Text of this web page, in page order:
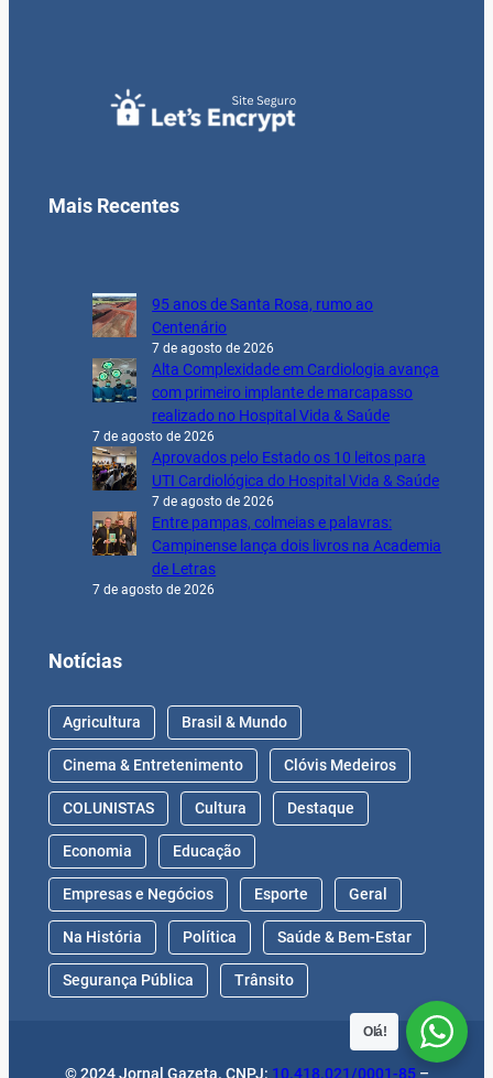
Mais Recentes
95 anos de Santa Rosa, rumo ao
Centenário
7 de agosto de 2026
Alta Complexidade em Cardiologia avança
com primeiro implante de marcapasso
realizado no Hospital Vida & Saúde
7 de agosto de 2026
Aprovados pelo Estado os 10 leitos para
UTI Cardiológica do Hospital Vida & Saúde
7 de agosto de 2026
Entre pampas, colmeias e palavras:
Campinense lança dois livros na Academia
de Letras
7 de agosto de 2026
Notícias
Agricultura Brasil & Mundo
Cinema & Entretenimento Clóvis Medeiros
COLUNISTAS Cultura Destaque
Economia Educação
Empresas e Negócios Esporte Geral
Na História Política Saúde & Bem-Estar
Segurança Pública Trânsito
© 2024 Jornal Gazeta. CNPJ: 10.418.021/0001-85–
Olá!